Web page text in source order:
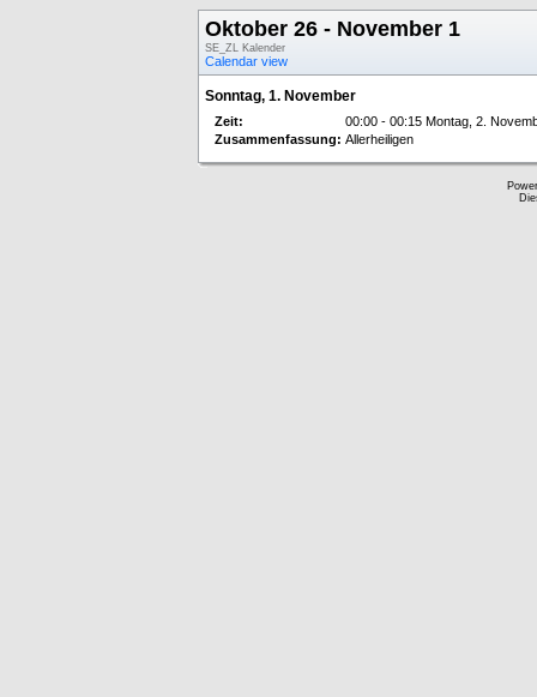
Oktober 26 - November 1
SE_ZL Kalender
Calendar view
Sonntag, 1. November
Zeit:
00:00 - 00:15 Montag, 2.
Zusammenfassung: Allerheiligen